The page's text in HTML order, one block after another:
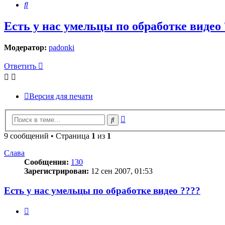
Поиск
Есть у нас умельцы по обработке видео
Модератор: padonki
Ответить
Версия для печати
Поиск
9 сообщений • Страница 1 из 1
Слава
Сообщения: 130
Зарегистрирован: 12 сен 2007, 01:53
Есть у нас умельцы по обработке видео ????